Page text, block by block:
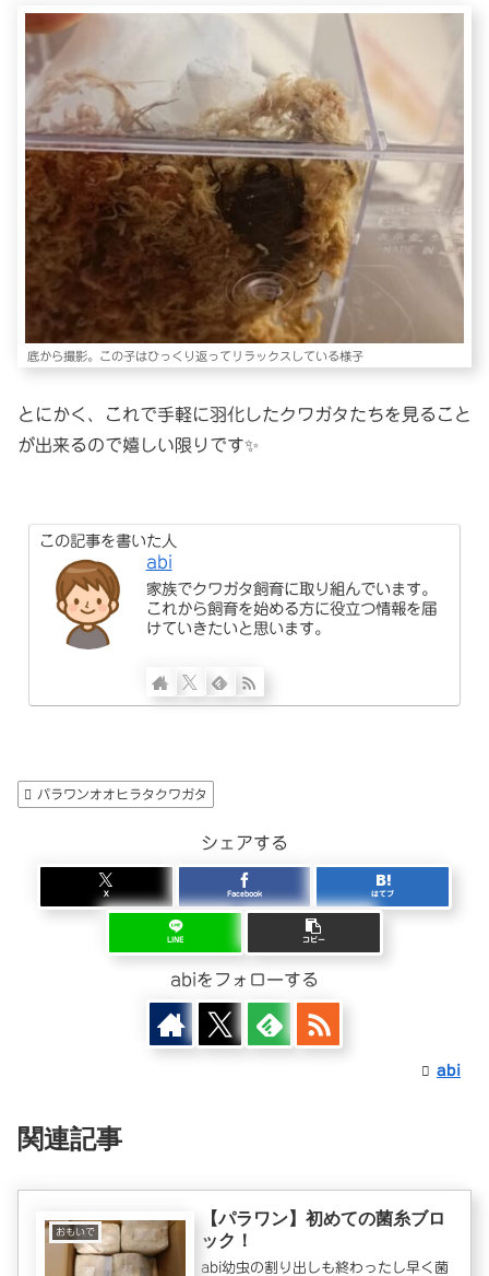
底から撮影。この子はひっくり返ってリラックスしている様子
とにかく、これで手軽に羽化したクワガタたちを見ること
が出来るので嬉しい限りです✨
この記事を書いた人
abi
家族でクワガタ飼育に取り組んでいます。
これから飼育を始める方に役立つ情報を届
けていきたいと思います。
パラワンオオヒラタクワガタ
シェアする
X Facebook はてブ
LINE コピー
abiをフォローする
abi
関連記事
おもいで
【パラワン】初めての菌糸ブロ
ック！
abi幼虫の割り出しも終わったし早く菌